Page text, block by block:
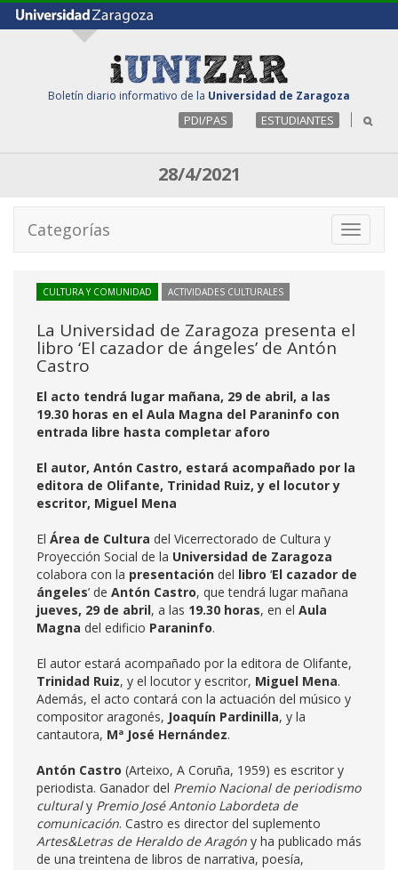
Boletín diario informativo de la Universidad de Zaragoza
PDI/PAS ESTUDIANTES
28/4/2021
Toggle
Categorías
CULTURA Y COMUNIDAD ACTIVIDADES CULTURALES
La Universidad de Zaragoza presenta el
libro ‘El cazador de ángeles’ de Antón
Castro
El acto tendrá lugar mañana, 29 de abril, a las
19.30 horas en el Aula Magna del Paraninfo con
entrada libre hasta completar aforo
El autor, Antón Castro, estará acompañado por la
editora de Olifante, Trinidad Ruiz, y el locutor y
escritor, Miguel Mena
El Área de Cultura del Vicerrectorado de Cultura y
Proyección Social de la Universidad de Zaragoza
colabora con la presentación del libro ‘El cazador de
ángeles’ de Antón Castro, que tendrá lugar mañana
jueves, 29 de abril, a las 19.30 horas, en el Aula
Magna del edificio Paraninfo.
El autor estará acompañado por la editora de Olifante,
Trinidad Ruiz, y el locutor y escritor, Miguel Mena.
Además, el acto contará con la actuación del músico y
compositor aragonés, Joaquín Pardinilla, y la
cantautora, Mª José Hernández.
Antón Castro (Arteixo, A Coruña, 1959) es escritor y
periodista. Ganador del Premio Nacional de periodismo
culturaly Premio José Antonio Labordeta de
comunicación. Castro es director del suplemento
Artes&Letras de Heraldo de Aragón y ha publicado más
de una treintena de libros de narrativa, poesía,